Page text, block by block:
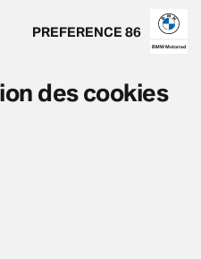
PREFERENCE 86
BMW Motorrad
des cookies